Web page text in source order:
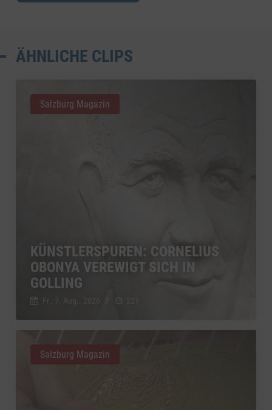
ÄHNLICHE CLIPS
KÜNSTLERSPUREN: CORNELIUS
OBONYA VEREWIGT SICH IN
GOLLING
Salzburg Magazin
Salzburg Magazin